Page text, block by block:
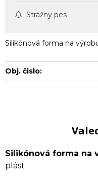
Strážny pes
Silikónová forma na
Obj. čislo:
Silikónová forma na
plást